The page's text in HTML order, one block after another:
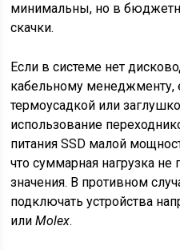
минимальны, но в
скачки.
Если в системе нет
кабельному менеджменту,
термоусадкой или
использование
питания SSD малой
что суммарная нагрузка
значения. В противном
подключать устройства
илиMolex.